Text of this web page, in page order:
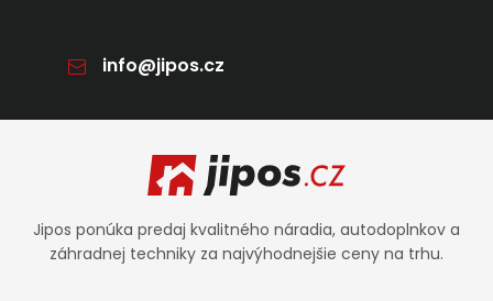
info@jipos.cz
Jipos ponúka predaj kvalitného náradia, autodoplnkov a
záhradnej techniky za najvýhodnejšie ceny na trhu.